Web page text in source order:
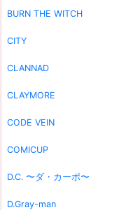
BURN THE WITCH
CITY
CLANNAD
CLAYMORE
CODE VEIN
COMICUP
D.C. 〜ダ・カーポ〜
D.Gray-man